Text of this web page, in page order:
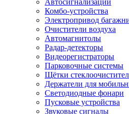
Автосигнализации
Комбо-устройства
Электропривод
Очистители воздуха
Автомагнитолы
Радар-детекторы
Видеорегистраторы
Парковочные системы
Щётки
Держатели для
Светодиодные фонари
Пусковые устройства
Звуковые сигналы